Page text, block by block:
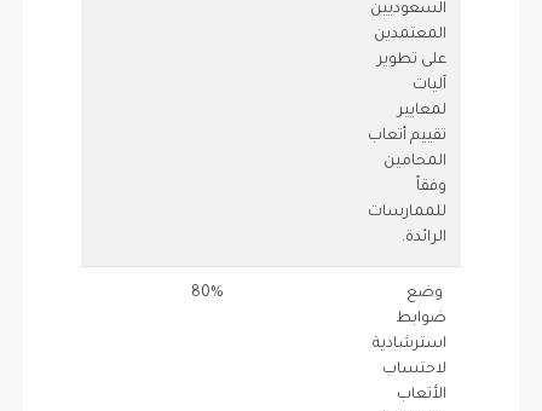
السعوديين
المعتمدين
على تطوير
آليات
لمعايير
تقييم أتعاب
المحامين
وفقاً
للممارسات
الرائدة.
وضع
ضوابط
استرشادية
لاحتساب
الأتعاب
80%